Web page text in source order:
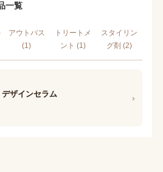
一覧
アウトバス
(1)
トリートメ
ント (1)
スタイリン
グ剤 (2)
ザインセラム ›